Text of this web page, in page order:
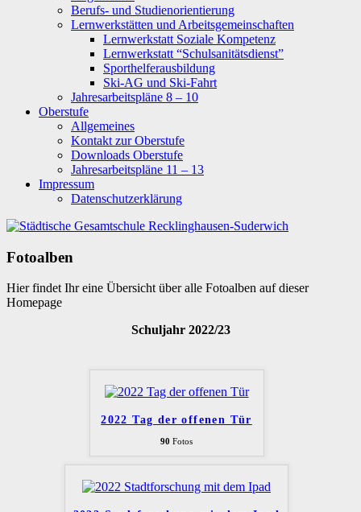
Berufs- und Studienorientierung
Lernwerkstätten und Arbeitsgemeinschaften
Lernwerkstatt Soziale Kompetenz
Lernwerkstatt “Schulsanitätsdienst”
Sporthelferausbildung
Ski-AG und Ski-Fahrt
Jahresarbeitspläne 8 – 10
Oberstufe
Allgemeines
Kontakt zur Oberstufe
Downloads Oberstufe
Jahresarbeitspläne 11 – 13
Impressum
Datenschutzerklärung
Fotoalben
Hier findet Ihr eine Übersicht über alle Fotoalben auf dieser
Homepage
Schuljahr 2022/23
2022 Tag der offenen Tür
90 Fotos